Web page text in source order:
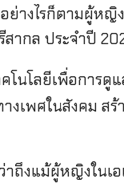
างไรก็ตามผู้หญิ
ากล ประจำปี
โนโลยีเพื่อกา
เพศในสังคม ส
ถึงแม้ผู้หญิงในเ